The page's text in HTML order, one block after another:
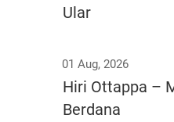
Ular
01 Aug, 2026
Hiri Ottappa –
Berdana